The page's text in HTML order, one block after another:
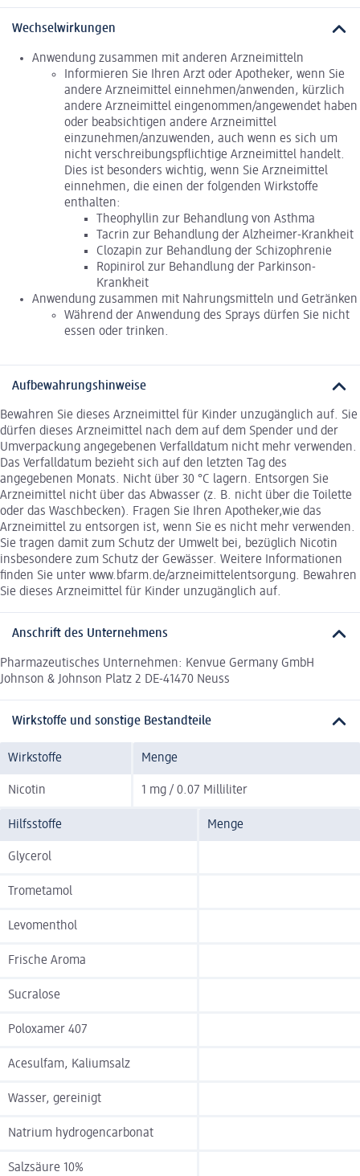
Wechselwirkungen
Anwendung zusammen mit anderen Arzneimitteln
Informieren Sie Ihren Arzt oder Apotheker, wenn Sie
andere Arzneimittel einnehmen/anwenden, kürzlich
andere Arzneimittel eingenommen/angewendet haben
oder beabsichtigen andere Arzneimittel
einzunehmen/anzuwenden, auch wenn es sich um
nicht verschreibungspflichtige Arzneimittel handelt.
Dies ist besonders wichtig, wenn Sie Arzneimittel
einnehmen, die einen der folgenden Wirkstoffe
enthalten:
Theophyllin zur Behandlung von Asthma
Tacrin zur Behandlung der Alzheimer-Krankheit
Clozapin zur Behandlung der Schizophrenie
Ropinirol zur Behandlung der Parkinson-
Krankheit
Anwendung zusammen mit Nahrungsmitteln und Getränken
Während der Anwendung des Sprays dürfen Sie nicht
essen oder trinken.
Aufbewahrungshinweise
Bewahren Sie dieses Arzneimittel für Kinder unzugänglich auf. Sie
dürfen dieses Arzneimittel nach dem auf dem Spender und der
Umverpackung angegebenen Verfalldatum nicht mehr verwenden.
Das Verfalldatum bezieht sich auf den letzten Tag des
angegebenen Monats. Nicht über 30 °C lagern. Entsorgen Sie
Arzneimittel nicht über das Abwasser (z. B. nicht über die Toilette
oder das Waschbecken). Fragen Sie Ihren Apotheker,wie das
Arzneimittel zu entsorgen ist, wenn Sie es nicht mehr verwenden.
Sie tragen damit zum Schutz der Umwelt bei, bezüglich Nicotin
insbesondere zum Schutz der Gewässer. Weitere Informationen
finden Sie unter www.bfarm.de/arzneimittelentsorgung. Bewahren
Sie dieses Arzneimittel für Kinder unzugänglich auf.
Anschrift des Unternehmens
Pharmazeutisches Unternehmen: Kenvue Germany GmbH
Johnson & Johnson Platz 2 DE-41470 Neuss
Wirkstoffe und sonstige Bestandteile
Wirkstoffe Menge
Nicotin 1 mg / 0.07 Milliliter
Hilfsstoffe Menge
Glycerol
Trometamol
Levomenthol
Frische Aroma
Sucralose
Poloxamer 407
Acesulfam, Kaliumsalz
Wasser, gereinigt
Natrium hydrogencarbonat
Salzsäure 10%